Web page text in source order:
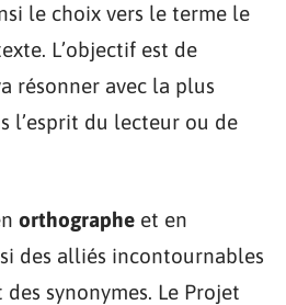
le choix vers le terme le
L’objectif est de
résonner avec la plus
l’esprit du lecteur ou de
orthographe et en
des alliés incontournables
synonymes. Le Projet